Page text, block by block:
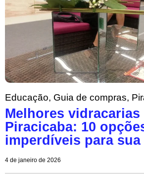
Educação, Guia de compras,
Melhores vidracarias
Piracicaba: 10
imperdíveis para
4 de janeiro de 2026